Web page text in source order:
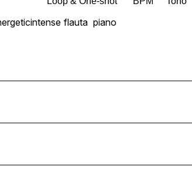
intense flauta piano